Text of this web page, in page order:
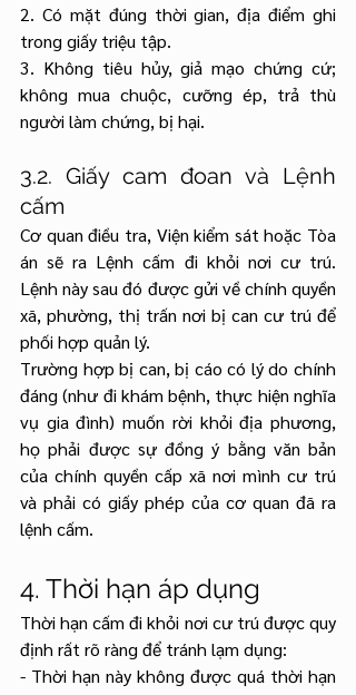
2. Có mặt đúng thời gian, địa điểm ghi
trong giấy triệu tập.
3. Không tiêu hủy, giả mạo chứng cứ;
không mua chuộc, cưỡng ép, trả thù
người làm chứng, bị hại.
3.2. Giấy cam đoan và Lệnh
cấm
Cơ quan điều tra, Viện kiểm sát hoặc Tòa
án sẽ ra Lệnh cấm đi khỏi nơi cư trú.
Lệnh này sau đó được gửi về chính quyền
xã, phường, thị trấn nơi bị can cư trú để
phối hợp quản lý.
Trường hợp bị can, bị cáo có lý do chính
đáng (như đi khám bệnh, thực hiện nghĩa
vụ gia đình) muốn rời khỏi địa phương,
họ phải được sự đồng ý bằng văn bản
của chính quyền cấp xã nơi mình cư trú
và phải có giấy phép của cơ quan đã ra
lệnh cấm.
4. Thời hạn áp dụng
Thời hạn cấm đi khỏi nơi cư trú được quy
định rất rõ ràng để tránh lạm dụng:
- Thời hạn này không được quá thời hạn